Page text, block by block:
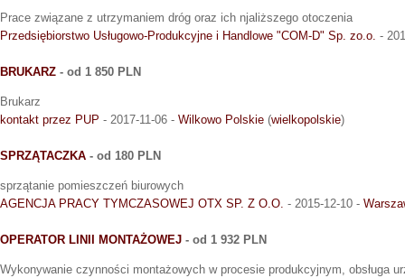
Prace związane z utrzymaniem dróg oraz ich njaliższego otoczenia
Przedsiębiorstwo Usługowo-Produkcyjne i Handlowe "COM-D" Sp. zo.o. -
BRUKARZ - od 1 850 PLN
Brukarz
kontakt przez PUP - 2017-11-06 - Wilkowo Polskie (wielkopolskie)
SPRZĄTACZKA - od 180 PLN
sprzątanie pomieszczeń biurowych
AGENCJA PRACY TYMCZASOWEJ OTX SP. Z O.O. - 2015-12-10 -
OPERATOR LINII MONTAŻOWEJ - od 1 932 PLN
Wykonywanie czynności montażowych w procesie produkcyjnym, obsługa